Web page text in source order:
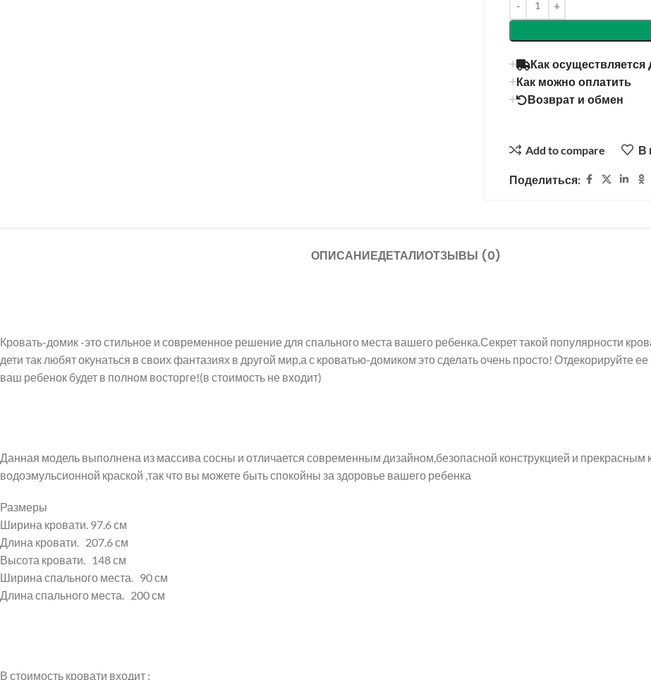
Как
Как можно оплатить
Возврат и обмен
Add to compare В
Поделиться:
ОПИСАНИЕДЕТАЛИОТЗЫВЫ (0)
Кровать-домик -это стильное и современное решение для спального места вашего ребенка.Секрет такой популярности
дети так любят окунаться в своих фантазиях в другой мир,а с кроватью-домиком это сделать очень просто! Отдекорируйте
ваш ребенок будет в полном восторге!(в стоимость не входит)
Данная модель выполнена из массива сосны и отличается современным дизайном,безопасной конструкцией и прекрасным
водоэмульсионной краской ,так что вы можете быть спокойны за здоровье вашего ребенка
Размеры
Ширина кровати. 97.6 см
Длина кровати. 207.6 см
Высота кровати. 148 см
Ширина спального места. 90 см
Длина спального места. 200 см
В стоимость кровати входит :